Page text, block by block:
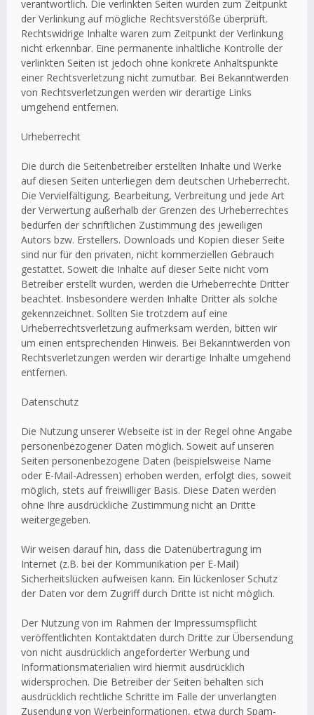
verantwortlich. Die verlinkten Seiten wurden zum Zeitpunkt
der Verlinkung auf mögliche Rechtsverstöße überprüft.
Rechtswidrige Inhalte waren zum Zeitpunkt der Verlinkung
nicht erkennbar. Eine permanente inhaltliche Kontrolle der
verlinkten Seiten ist jedoch ohne konkrete Anhaltspunkte
einer Rechtsverletzung nicht zumutbar. Bei Bekanntwerden
von Rechtsverletzungen werden wir derartige Links
umgehend entfernen.
Urheberrecht
Die durch die Seitenbetreiber erstellten Inhalte und Werke
auf diesen Seiten unterliegen dem deutschen Urheberrecht.
Die Vervielfältigung, Bearbeitung, Verbreitung und jede Art
der Verwertung außerhalb der Grenzen des Urheberrechtes
bedürfen der schriftlichen Zustimmung des jeweiligen
Autors bzw. Erstellers. Downloads und Kopien dieser Seite
sind nur für den privaten, nicht kommerziellen Gebrauch
gestattet. Soweit die Inhalte auf dieser Seite nicht vom
Betreiber erstellt wurden, werden die Urheberrechte Dritter
beachtet. Insbesondere werden Inhalte Dritter als solche
gekennzeichnet. Sollten Sie trotzdem auf eine
Urheberrechtsverletzung aufmerksam werden, bitten wir
um einen entsprechenden Hinweis. Bei Bekanntwerden von
Rechtsverletzungen werden wir derartige Inhalte umgehend
entfernen.
Datenschutz
Die Nutzung unserer Webseite ist in der Regel ohne Angabe
personenbezogener Daten möglich. Soweit auf unseren
Seiten personenbezogene Daten (beispielsweise Name
oder E-Mail-Adressen) erhoben werden, erfolgt dies, soweit
möglich, stets auf freiwilliger Basis. Diese Daten werden
ohne Ihre ausdrückliche Zustimmung nicht an Dritte
weitergegeben.
Wir weisen darauf hin, dass die Datenübertragung im
Internet (z.B. bei der Kommunikation per E-Mail)
Sicherheitslücken aufweisen kann. Ein lückenloser Schutz
der Daten vor dem Zugriff durch Dritte ist nicht möglich.
Der Nutzung von im Rahmen der Impressumspflicht
veröffentlichten Kontaktdaten durch Dritte zur Übersendung
von nicht ausdrücklich angeforderter Werbung und
Informationsmaterialien wird hiermit ausdrücklich
widersprochen. Die Betreiber der Seiten behalten sich
ausdrücklich rechtliche Schritte im Falle der unverlangten
Zusendung von Werbeinformationen, etwa durch Spam-